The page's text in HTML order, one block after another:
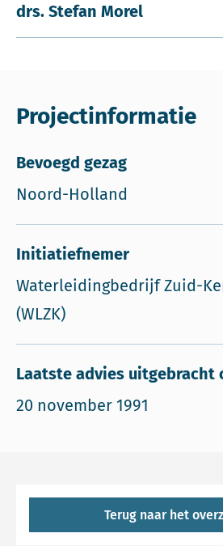
drs. Stefan Morel
Projectinformatie
Bevoegd gezag
Noord-Holland
Initiatiefnemer
Waterleidingbedrijf Zuid-
(WLZK)
Laatste advies uitgebracht
20 november 1991
Terug naar het